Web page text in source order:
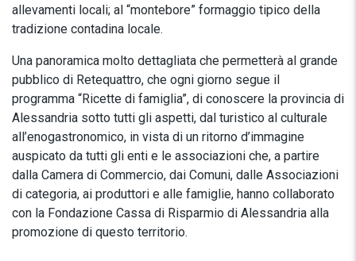
allevamenti locali; al “montebore” formaggio tipico della
tradizione contadina locale.
Una panoramica molto dettagliata che permetterà al grande
pubblico di Retequattro, che ogni giorno segue il
programma “Ricette di famiglia”, di conoscere la provincia di
Alessandria sotto tutti gli aspetti, dal turistico al culturale
all’enogastronomico, in vista di un ritorno d’immagine
auspicato da tutti gli enti e le associazioni che, a partire
dalla Camera di Commercio, dai Comuni, dalle Associazioni
di categoria, ai produttori e alle famiglie, hanno collaborato
con la Fondazione Cassa di Risparmio di Alessandria alla
promozione di questo territorio.